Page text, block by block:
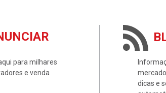
para milhares
e venda
dicas e